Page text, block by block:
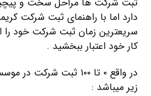
دارد اما با راهنمای ثبت شرکت
سریعترین زمان ثبت شرکت خود
کار خود اعتبار ببخشید .
در واقع ۰ تا ۱۰۰ ثبت
زیر میباشد :